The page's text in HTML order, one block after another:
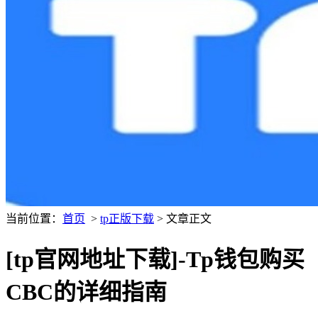
当前位置： 首页 > tp正版下载 > 文章正文
[tp官网地址下载]-Tp钱包购买
CBC的详细指南